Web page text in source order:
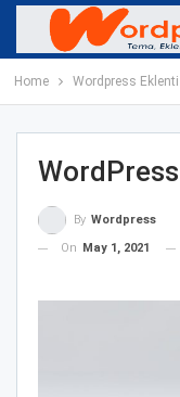
Home Wordpress Eklenti
By Wordpress
On
May 1, 2021